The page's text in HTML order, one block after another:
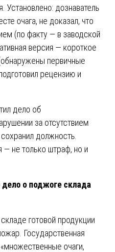
Установлено: дознаватель
очага, не доказал, что
(по факту — в заводской
версия — короткое
первичные
рецензию и
дело об
за отсутствием
должность.
— не только штраф, но и
о поджоге склада
готовой продукции
Государственная
очаги,